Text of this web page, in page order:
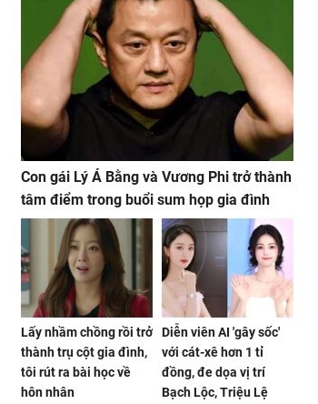
Con gái Lý Á Bằng và Vương Phi trở thành
tâm điểm trong buổi sum họp gia đình
Lấy nhầm chồng rồi trở
thành trụ cột gia đình,
tôi rút ra bài học về
hôn nhân
Diễn viên AI 'gây sốc'
với cát-xê hơn 1 tỉ
đồng, đe dọa vị trí
Bạch Lộc, Triệu Lệ